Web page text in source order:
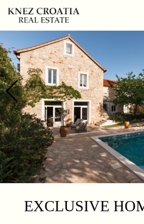
EXCLUSIVE